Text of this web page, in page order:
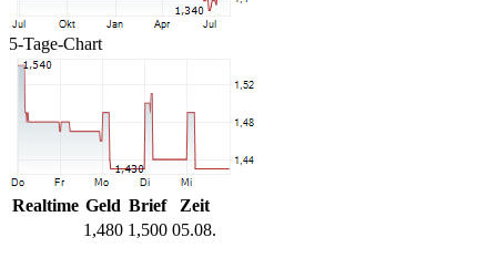
5-Tage-Chart
Realtime Geld Brief
Zeit
1,480 1,500 05.08.